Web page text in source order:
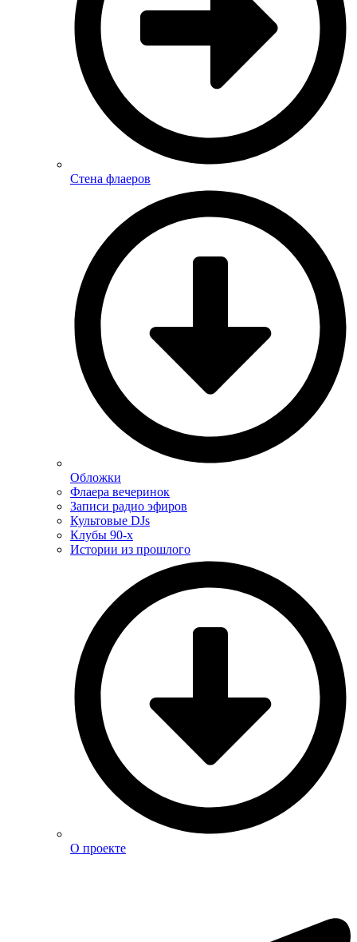
Стена флаеров
Обложки
Флаера вечеринок
Записи радио эфиров
Культовые DJs
Клубы 90-х
Истории из прошлого
О проекте